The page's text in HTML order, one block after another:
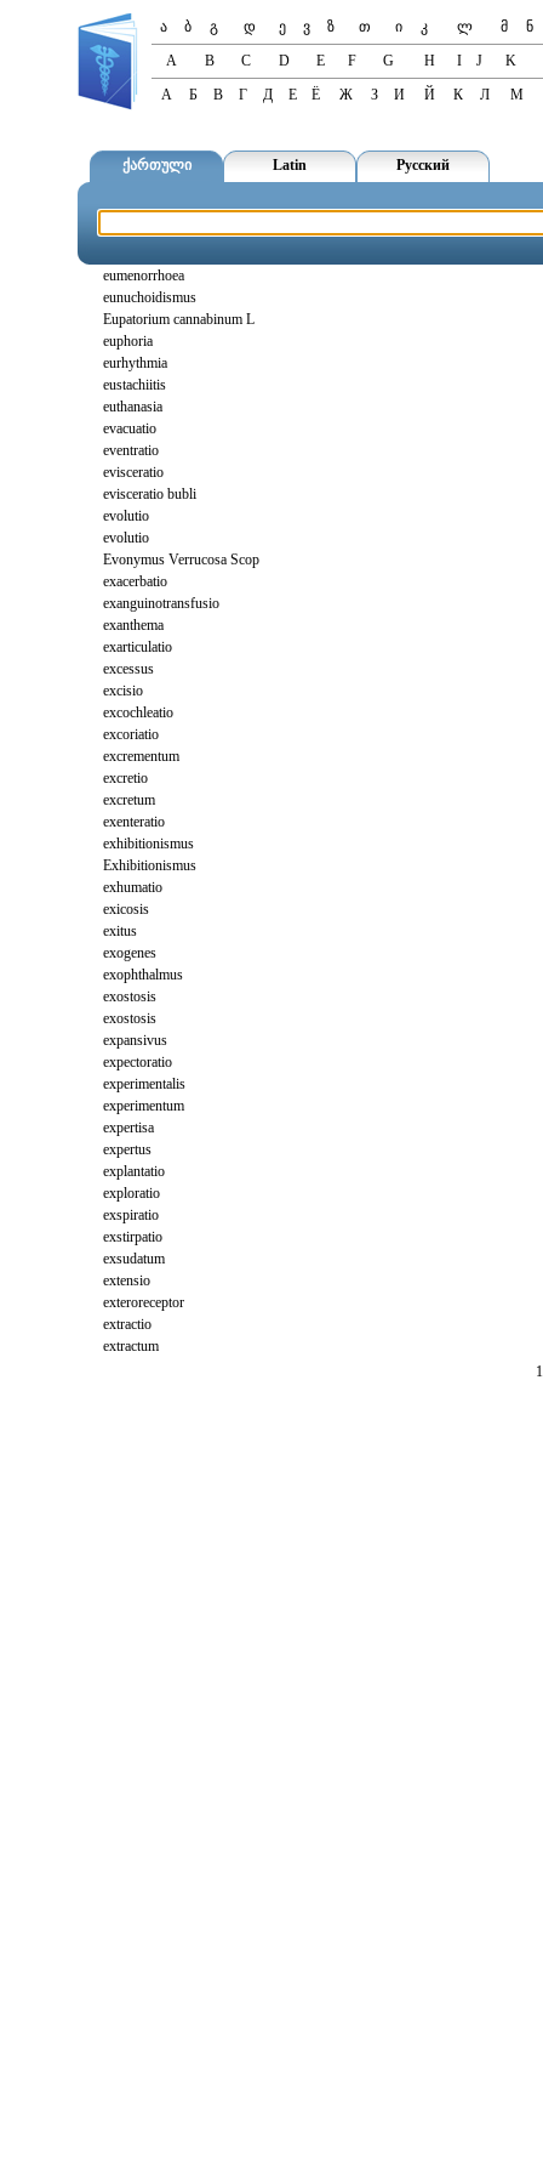
ა ბ გ დ ე ვ ზ თ ი კ ლ მ
ნ
A
B C D E F G H I J
K
А
Б В Г Д Е Ё Ж З И Й К Л М
ქართული Latin Русский
eumenorrhoea
eunuchoidismus
Eupatorium cannabinum L
euphoria
eurhythmia
eustachiitis
euthanasia
evacuatio
eventratio
evisceratio
evisceratio bubli
evolutio
evolutio
Evonymus Verrucosa Scop
exacerbatio
exanguinotransfusio
exanthema
exarticulatio
excessus
excisio
excochleatio
excoriatio
excrementum
excretio
excretum
exenteratio
exhibitionismus
Exhibitionismus
exhumatio
exicosis
exitus
exogenes
exophthalmus
exostosis
exostosis
expansivus
expectoratio
experimentalis
experimentum
expertisa
expertus
explantatio
exploratio
exspiratio
exstirpatio
exsudatum
extensio
exteroreceptor
extractio
extractum
1